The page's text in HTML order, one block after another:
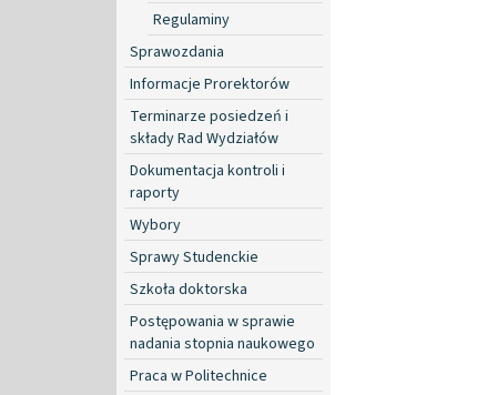
Regulaminy
Sprawozdania
Informacje Prorektorów
Terminarze posiedzeń i
składy Rad Wydziałów
Dokumentacja kontroli i
raporty
Wybory
Sprawy Studenckie
Szkoła doktorska
Postępowania w sprawie
nadania stopnia naukowego
Praca w Politechnice